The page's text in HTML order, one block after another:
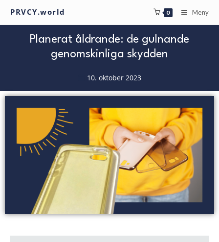
PRVCY.world 0 Meny
Planerat åldrande: de gulnande
genomskinliga skydden
10. oktober 2023